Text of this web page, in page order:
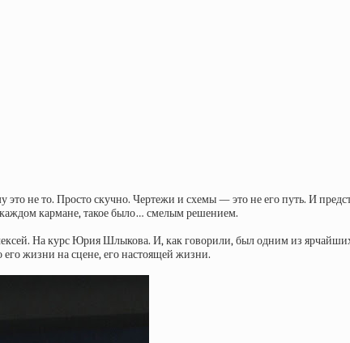
не то. Просто скучно. Чертежи и схемы — это не его путь. И
кармане, такое было… смелым решением.​
На курс Юрия Шлыкова. И, как говорили, был одним из
жизни на сцене, его настоящей жизни.​